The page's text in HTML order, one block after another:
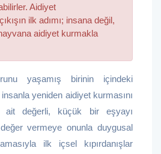
Aidiyet
ilk adımı; insana değil,
aidiyet kurmakla
yaşamış birinin içindeki
yeniden aidiyet kurmasını
ait değerli, küçük bir eşyayı
vermeye onunla duygusal
ilk içsel kıpırdanışlar